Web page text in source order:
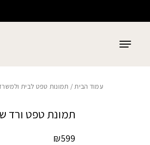
עמוד הבית/ תמונות טפט לבית
תמונת טפט ורד
₪599